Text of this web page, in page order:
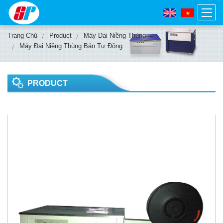
Trang Chủ Product
Máy Đai Niềng Thùng
Máy Đai Niềng Thùng Bán Tự Động
PRODUCT